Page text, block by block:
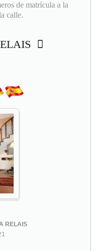
de matrícula a la
calle.
RELAIS